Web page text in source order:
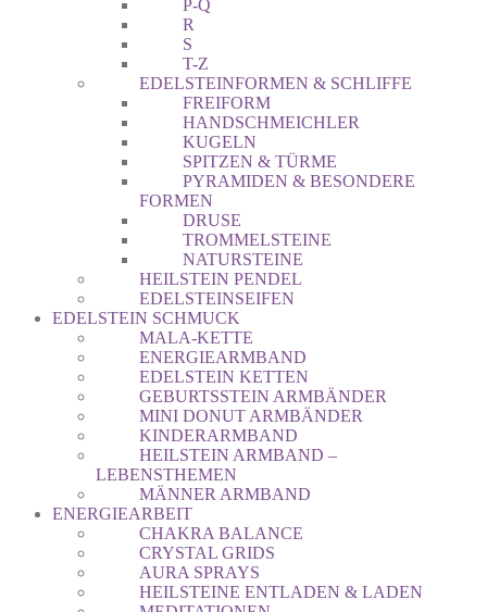
P-Q
R
S
T-Z
EDELSTEINFORMEN & SCHLIFFE
FREIFORM
HANDSCHMEICHLER
KUGELN
SPITZEN & TÜRME
PYRAMIDEN & BESONDERE
FORMEN
DRUSE
TROMMELSTEINE
NATURSTEINE
HEILSTEIN PENDEL
EDELSTEINSEIFEN
EDELSTEIN SCHMUCK
MALA-KETTE
ENERGIEARMBAND
EDELSTEIN KETTEN
GEBURTSSTEIN ARMBÄNDER
MINI DONUT ARMBÄNDER
KINDERARMBAND
HEILSTEIN ARMBAND –
LEBENSTHEMEN
MÄNNER ARMBAND
ENERGIEARBEIT
CHAKRA BALANCE
CRYSTAL GRIDS
AURA SPRAYS
HEILSTEINE ENTLADEN & LADEN